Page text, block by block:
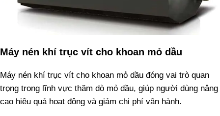
Máy nén khí trục vít cho khoan mỏ dầu
Máy nén khí trục vít cho khoan mỏ dầu đóng vai trò quan
trọng trong lĩnh vực thăm dò mỏ dầu, giúp người dùng nâng
cao hiệu quả hoạt động và giảm chi phí vận hành.